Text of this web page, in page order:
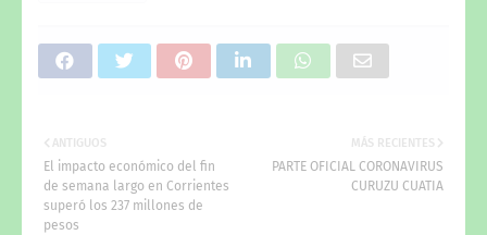
MÁS RECIENTES
PARTE OFICIAL CORONAVIRUS
CURUZU CUATIA
ANTIGUOS
El impacto económico del fin
de semana largo en Corrientes
superó los 237 millones de
pesos